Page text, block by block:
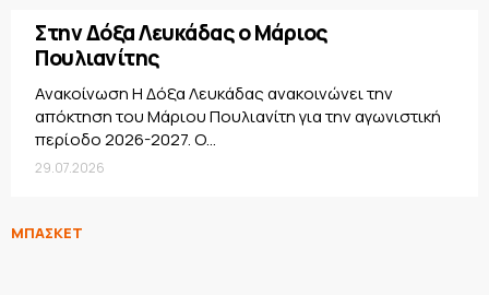
Στην Δόξα Λευκάδας ο Μάριος
Πουλιανίτης
Ανακοίνωση Η Δόξα Λευκάδας ανακοινώνει την
απόκτηση του Μάριου Πουλιανίτη για την αγωνιστική
περίοδο 2026-2027. Ο...
29.07.2026
ΜΠΑΣΚΕΤ